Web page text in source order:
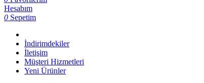
Hesabım
0 Sepetim
İndirimdekiler
İletişim
Müşteri Hizmetleri
Yeni Ürünler